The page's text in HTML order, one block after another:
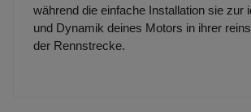
während die einfache Installation sie zur
und Dynamik deines Motors in ihrer
der Rennstrecke.